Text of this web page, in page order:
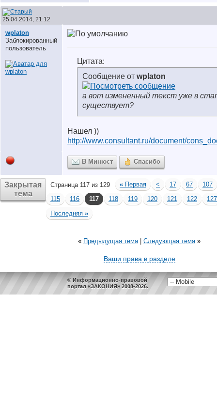
25.04.2014, 21:12
wplaton
Заблокированный
пользователь
Цитата:
Сообщение от wplaton
а вот измененный текст уже в
существует?
Нашел ))
http://www.consultant.ru/document/
В Минюст Спасибо
Закрытая
тема
Страница 117 из 129 « Первая < 17 67
107
115
116 117 118 119 120 121 122
127
Последняя »
« Предыдущая тема| Следующая тема »
Ваши права в разделе
© Информационно-правовой
портал «ЗАКОНИЯ» 2008-2026.